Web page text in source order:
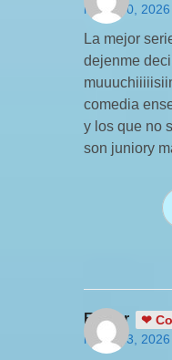
mayo 30,
La mejor
dejenme
comedia
y los que no
son juniory
Esther
❤
mayo 13,